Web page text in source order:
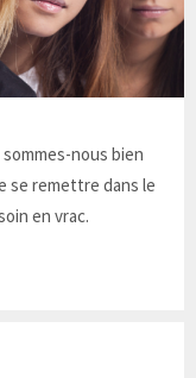
nous bien
se remettre dans le
en vrac.